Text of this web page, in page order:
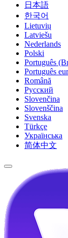
日本語
한국어
Lietuvių
Latviešu
Nederlands
Polski
Português
Português
Română
Русский
Slovenčina
Slovenščina
Svenska
Türkçe
Українська
简体中文